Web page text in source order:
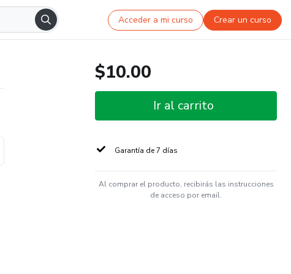
Acceder a mi curso Crear un curso
$10.00
Ir al carrito
Garantía de 7 días
Al comprar el producto, recibirás las instrucciones
de acceso por email.